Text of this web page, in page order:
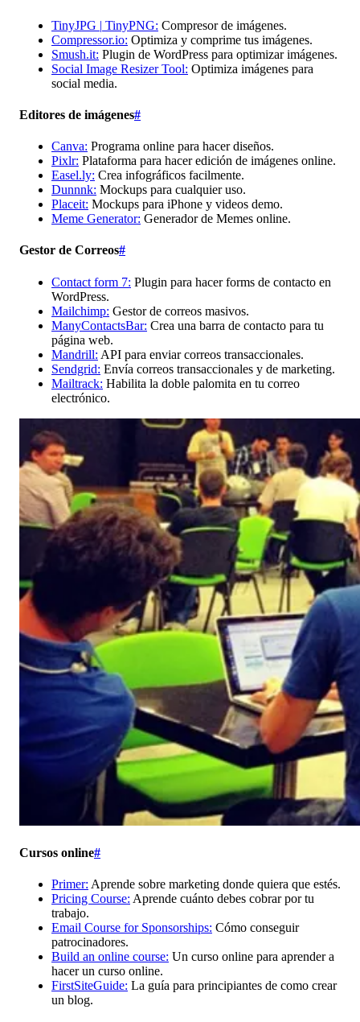
TinyJPG | TinyPNG: Compresor de imágenes.
Compressor.io: Optimiza y comprime tus imágenes.
Smush.it: Plugin de WordPress para optimizar imágenes.
Social Image Resizer Tool: Optimiza imágenes para
social media.
Editores de imágenes#
Canva: Programa online para hacer diseños.
Pixlr: Plataforma para hacer edición de imágenes online.
Easel.ly: Crea infográficos facilmente.
Dunnnk: Mockups para cualquier uso.
Placeit: Mockups para iPhone y videos demo.
Meme Generator: Generador de Memes online.
Gestor de Correos#
Contact form 7: Plugin para hacer forms de contacto en
WordPress.
Mailchimp: Gestor de correos masivos.
ManyContactsBar: Crea una barra de contacto para tu
página web.
Mandrill: API para enviar correos transaccionales.
Sendgrid: Envía correos transaccionales y de marketing.
Mailtrack: Habilita la doble palomita en tu correo
electrónico.
Cursos online#
Primer: Aprende sobre marketing donde quiera que estés.
Pricing Course: Aprende cuánto debes cobrar por tu
trabajo.
Email Course for Sponsorships: Cómo conseguir
patrocinadores.
Build an online course: Un curso online para aprender a
hacer un curso online.
FirstSiteGuide: La guía para principiantes de como crear
un blog.